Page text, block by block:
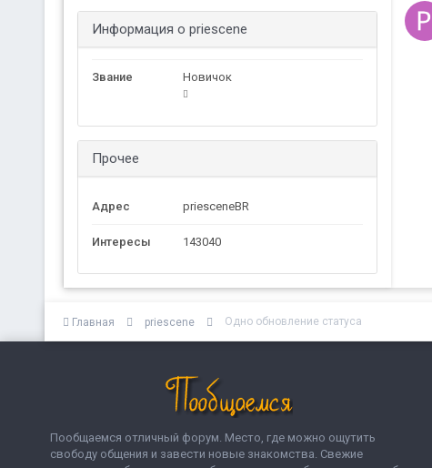
Информация о priescene
Звание Новичок
Прочее
Адрес priesceneBR
Интересы 143040
Главная priescene Одно обновление статуса
Пообщаемся отличный форум. Место, где можно ощутить
свободу общения и завести новые знакомства. Свежие